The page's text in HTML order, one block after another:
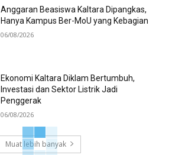
Anggaran Beasiswa Kaltara Dipangkas,
Hanya Kampus Ber-MoU yang Kebagian
06/08/2026
Ekonomi Kaltara Diklam Bertumbuh,
Investasi dan Sektor Listrik Jadi
Penggerak
06/08/2026
Muat lebih banyak